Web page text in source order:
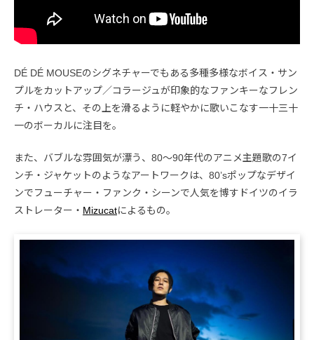
DÉ DÉ MOUSEのシグネチャーでもある多種多様なボイス・サン
プルをカットアップ／コラージュが印象的なファンキーなフレン
チ・ハウスと、その上を滑るように軽やかに歌いこなす一十三十
一のボーカルに注目を。
また、バブルな雰囲気が漂う、80〜90年代のアニメ主題歌の7イ
ンチ・ジャケットのようなアートワークは、80’sポップなデザイ
ンでフューチャー・ファンク・シーンで人気を博すドイツのイラ
ストレーター・ Mizucatによるもの。